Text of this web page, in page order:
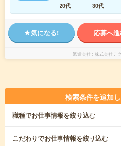
20代
30代
気になる! 応募へ
派遣会社 株式会社テ
検索条件を追加
職種でお仕事情報を絞り込む
こだわりでお仕事情報を絞り込む